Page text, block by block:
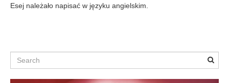
2
Esej należało napisać w języku angielskim.
Search